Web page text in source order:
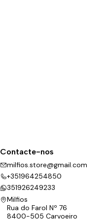
Contacte-nos
milfios.store@gmail.com
+351964254850
351926249233
Milfios
Rua do Farol Nº 76
8400-505 Carvoeiro